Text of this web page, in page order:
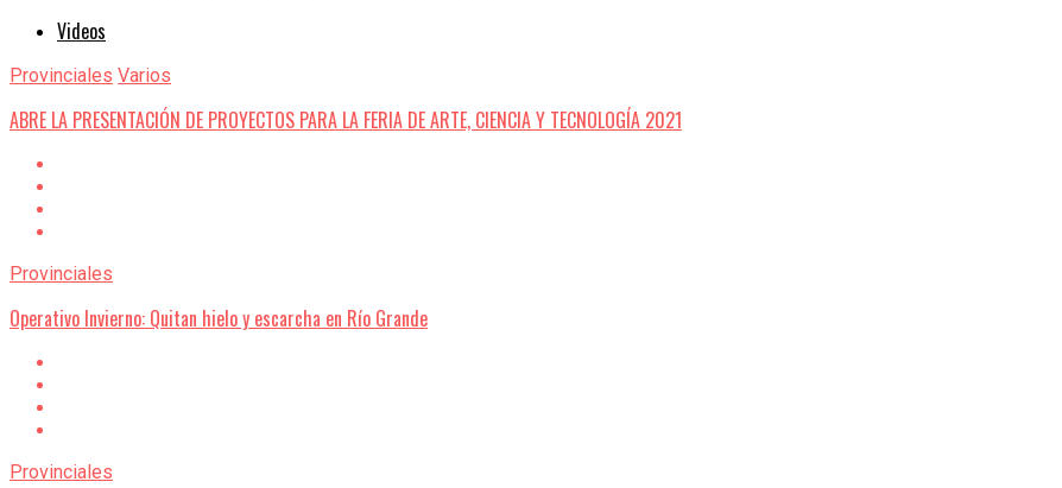
Videos
Provinciales Varios
ABRE LA PRESENTACIÓN DE PROYECTOS PARA LA FERIA DE ARTE, CIENCIA Y TECNOLOGÍA 2021
Provinciales
Operativo Invierno: Quitan hielo y escarcha en Río Grande
Provinciales